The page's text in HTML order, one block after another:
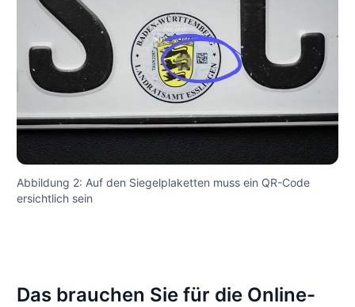
Abbildung 2: Auf den Siegelplaketten muss ein QR-Code
ersichtlich sein
Das brauchen Sie für die Online-